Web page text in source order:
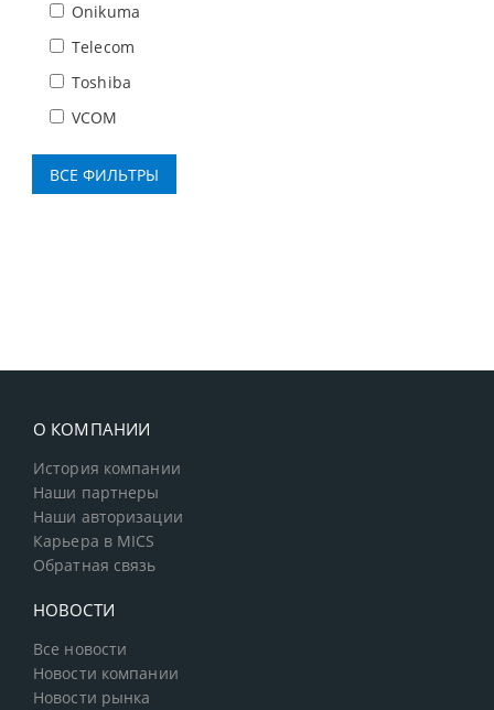
Onikuma
Telecom
Toshiba
VCOM
О КОМПАНИИ
История компании
Наши партнеры
Наши авторизации
Карьера в MICS
Обратная связь
НОВОСТИ
Все новости
Новости компании
Новости рынка